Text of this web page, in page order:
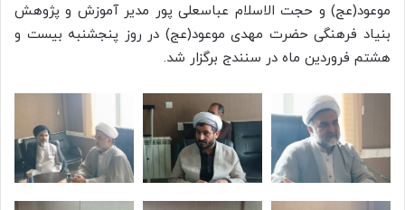
موعود(عج) و حجت الاسلام عباسعلی پور مدیر آموزش و پژوهش
بنیاد فرهنگی حضرت مهدی موعود(عج) در روز پنجشنبه بیست و
هشتم فروردین ماه در سنندج برگزار شد.